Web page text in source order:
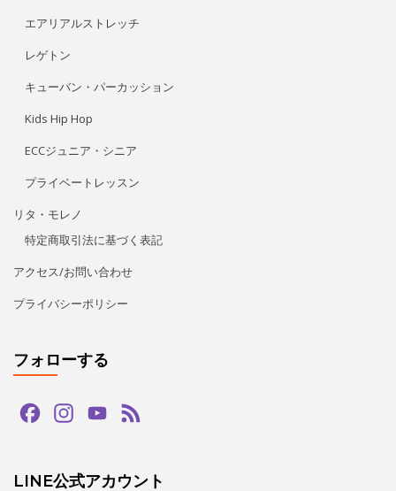
エアリアルストレッチ
レゲトン
キューバン・パーカッション
Kids Hip Hop
ECCジュニア・シニア
プライベートレッスン
リタ・モレノ
特定商取引法に基づく表記
アクセス/お問い合わせ
プライバシーポリシー
フォローする
FacebookInstagramYouTube
LINE公式アカウント